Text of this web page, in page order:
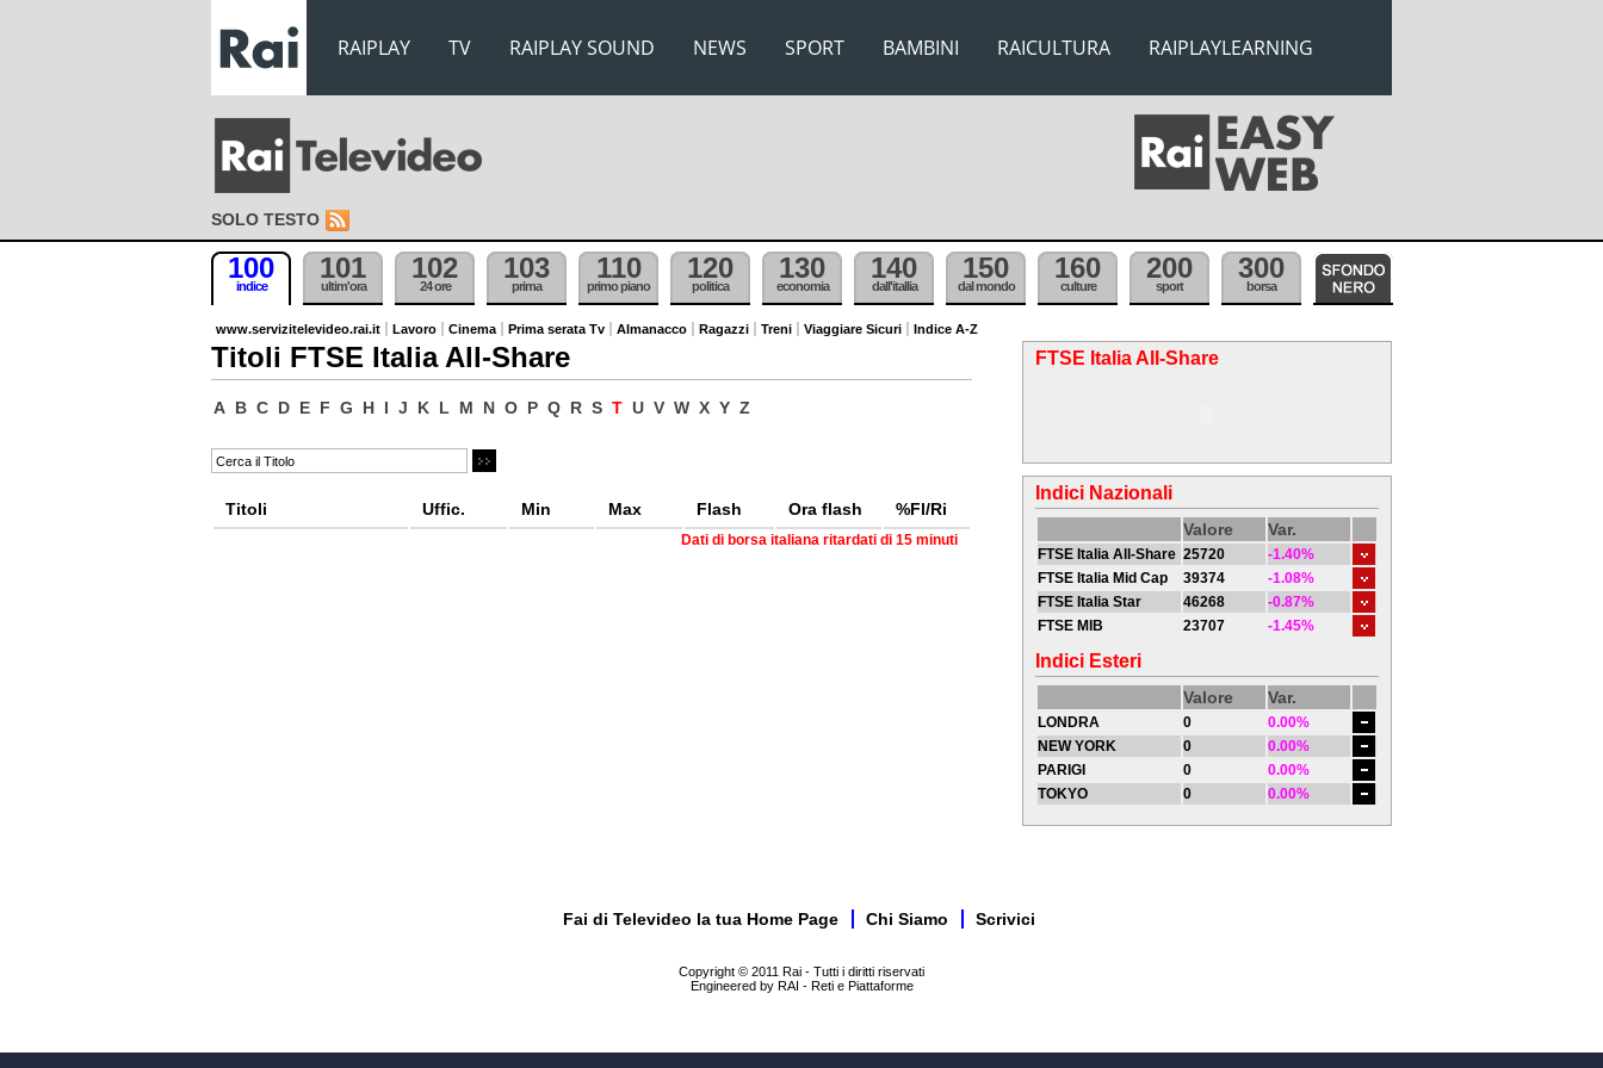
RAIPLAY TV RAIPLAY SOUND NEWS SPORT BAMBINI RAICULTURA RAIPLAYLEARNING
SOLO TESTO
100
indice
101
ultim'ora
102
24 ore
103
prima
110
primo piano
120
politica
130
economia
140
dall'itallia
150
dal mondo
160
culture
200
sport
300
borsa
www.servizitelevideo.rai.it Lavoro Cinema Prima serata Tv Almanacco Ragazzi Treni Viaggiare Sicuri Indice A-Z
Titoli FTSE Italia All-Share
A B C D E F G H I J K L M N O P Q R S T U V W X Y Z
Titoli Uffic. Min Max Flash Ora flash %Fl/Ri
Dati di borsa italiana ritardati di 15 minuti
FTSE Italia All-Share
Indici Nazionali
Valore Var.
FTSE Italia All-Share 25720
-1.40%
FTSE Italia Mid Cap
39374
-1.08%
FTSE Italia Star
46268
-0.87%
FTSE MIB
23707 -1.45%
Indici Esteri
Valore Var.
LONDRA 0
0.00%
NEW YORK
0
0.00%
PARIGI
0
0.00%
TOKYO
0 0.00%
Fai di Televideo la tua Home Page Chi Siamo Scrivici
Copyright © 2011 Rai - Tutti i diritti riservati
Engineered by RAI - Reti e Piattaforme